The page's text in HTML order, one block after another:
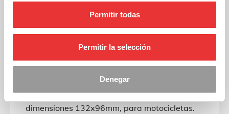
Permitir todas
Permitir la selección
Denegar
Ficha técnica
Placa de matrícula en aluminio, de
dimensiones 132x96mm, para motocicletas.